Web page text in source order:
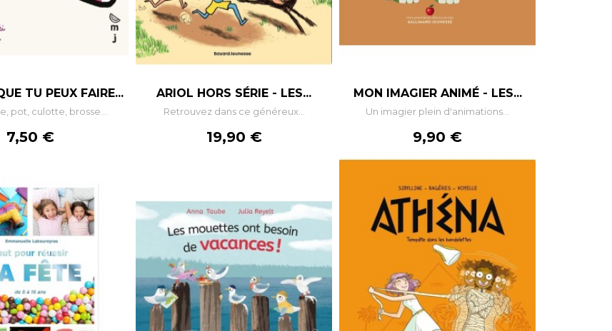
TU PEUX FAIRE...
pot, culotte, brosse...
Prix
7,50 €
ARIOL HORS SÉRIE - LES...
Retrouvez dans ce généreux...
Prix
19,90 €
MON IMAGIER ANIMÉ - LES...
Un imagier plein d'animations...
Prix
9,90 €